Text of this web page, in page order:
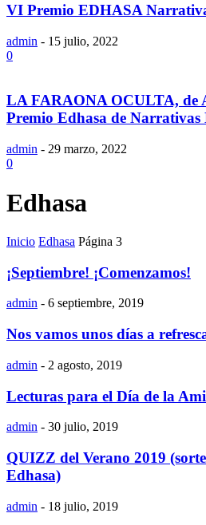
VI Premio EDHASA
admin - 15 julio, 2022
0
LA FARAONA OCULTA, de
Premio Edhasa de Narrativas
admin - 29 marzo, 2022
0
Edhasa
Inicio Edhasa Página 3
¡Septiembre! ¡Comenzamos!
admin - 6 septiembre, 2019
Nos vamos unos días a
admin - 2 agosto, 2019
Lecturas para el Día de la
admin - 30 julio, 2019
QUIZZ del Verano 2019
Edhasa)
admin - 18 julio, 2019